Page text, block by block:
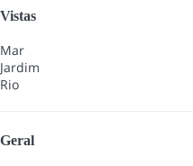
Vistas
Mar
Jardim
Rio
Geral